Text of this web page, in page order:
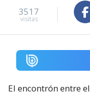
3517
visitas
El encontrón entre el